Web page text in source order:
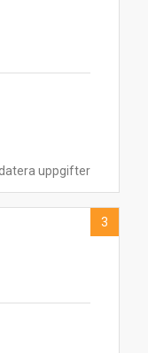
uppgifter
3